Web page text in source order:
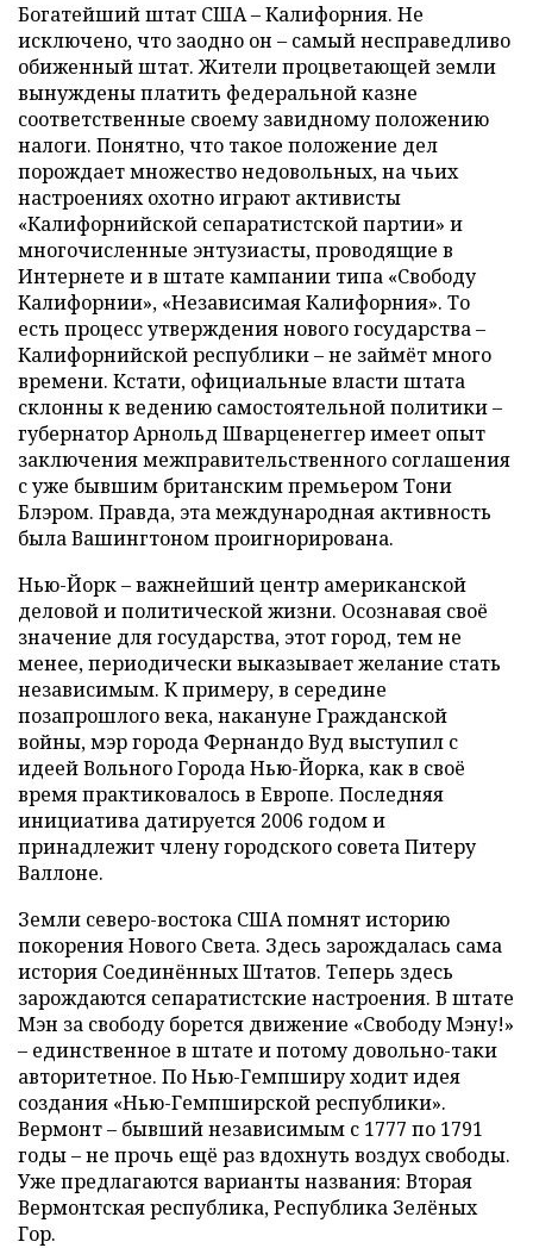
Богатейший штат США – Калифорния. Не
исключено, что заодно он – самый несправедливо
обиженный штат. Жители процветающей земли
вынуждены платить федеральной казне
соответственные своему завидному положению
налоги. Понятно, что такое положение дел
порождает множество недовольных, на чьих
настроениях охотно играют активисты
«Калифорнийской сепаратистской партии» и
многочисленные энтузиасты, проводящие в
Интернете и в штате кампании типа «Свободу
Калифорнии», «Независимая Калифорния». То
есть процесс утверждения нового государства –
Калифорнийской республики – не займёт много
времени. Кстати, официальные власти штата
склонны к ведению самостоятельной политики –
губернатор Арнольд Шварценеггер имеет опыт
заключения межправительственного соглашения
с уже бывшим британским премьером Тони
Блэром. Правда, эта международная активность
была Вашингтоном проигнорирована.
Нью-Йорк – важнейший центр американской
деловой и политической жизни. Осознавая своё
значение для государства, этот город, тем не
менее, периодически выказывает желание стать
независимым. К примеру, в середине
позапрошлого века, накануне Гражданской
войны, мэр города Фернандо Вуд выступил с
идеей Вольного Города Нью-Йорка, как в своё
время практиковалось в Европе. Последняя
инициатива датируется 2006 годом и
принадлежит члену городского совета Питеру
Валлоне.
Земли северо-востока США помнят историю
покорения Нового Света. Здесь зарождалась сама
история Соединённых Штатов. Теперь здесь
зарождаются сепаратистские настроения. В штате
Мэн за свободу борется движение «Свободу Мэну!»
– единственное в штате и потому довольно-таки
авторитетное. По Нью-Гемпширу ходит идея
создания «Нью-Гемпширской республики».
Вермонт – бывший независимым с 1777 по 1791
годы – не прочь ещё раз вдохнуть воздух свободы.
Уже предлагаются варианты названия: Вторая
Вермонтская республика, Республика Зелёных
Гор.